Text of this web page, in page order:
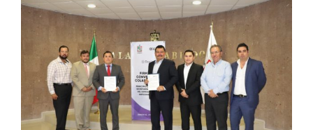
Larger